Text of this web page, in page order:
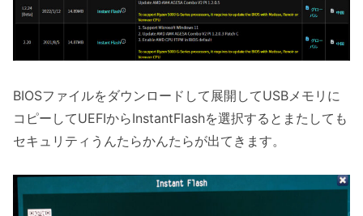
BIOSファイルをダウンロードして展開してUSBメモリに
コピーしてUEFIからInstantFlashを選択するとまたしても
セキュリティうんたらかんたらが出てきます。